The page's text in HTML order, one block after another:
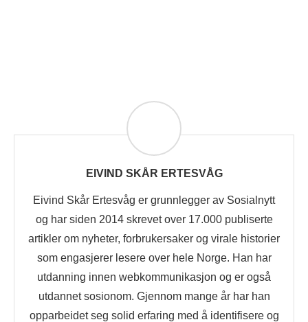
EIVIND SKÅR ERTESVÅG
Eivind Skår Ertesvåg er grunnlegger av Sosialnytt
og har siden 2014 skrevet over 17.000 publiserte
artikler om nyheter, forbrukersaker og virale historier
som engasjerer lesere over hele Norge. Han har
utdanning innen webkommunikasjon og er også
utdannet sosionom. Gjennom mange år har han
opparbeidet seg solid erfaring med å identifisere og